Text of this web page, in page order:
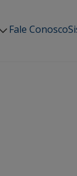
Fale Conosco